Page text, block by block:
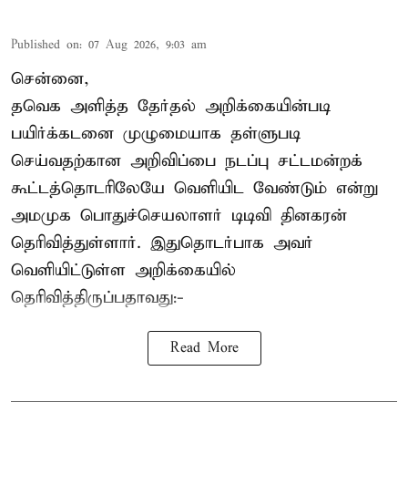
Published on: 07 Aug 2026, 9:03 am
சென்னை,
தவெக அளித்த தேர்தல் அறிக்கையின்படி
பயிர்க்கடனை முழுமையாக தள்ளுபடி
செய்வதற்கான அறிவிப்பை நடப்பு சட்டமன்றக்
கூட்டத்தொடரிலேயே வெளியிட வேண்டும் என்று
அமமுக பொதுச்செயலாளர் டிடிவி தினகரன்
தெரிவித்துள்ளார். இதுதொடர்பாக அவர்
வெளியிட்டுள்ள அறிக்கையில்
தெரிவித்திருப்பதாவது:-
Read More